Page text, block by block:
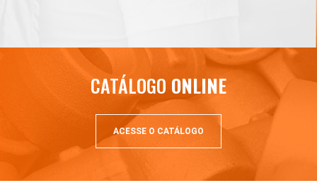
CATÁLOGO ONLINE
ACESSE O CATÁLOGO